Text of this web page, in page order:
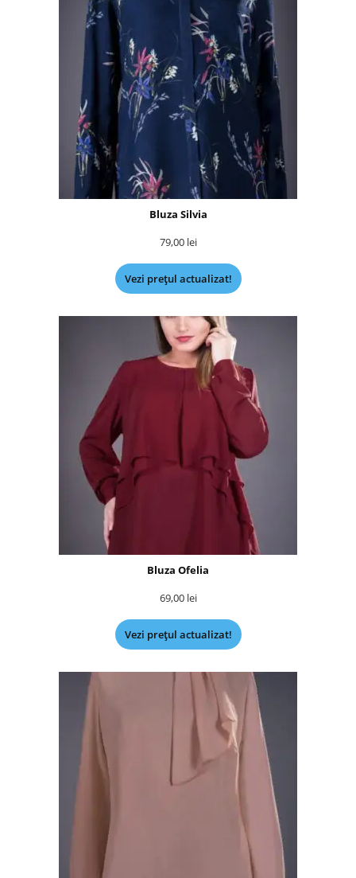
Bluza Silvia
79,00 lei
Vezi prețul actualizat!
Bluza Ofelia
69,00 lei
Vezi prețul actualizat!